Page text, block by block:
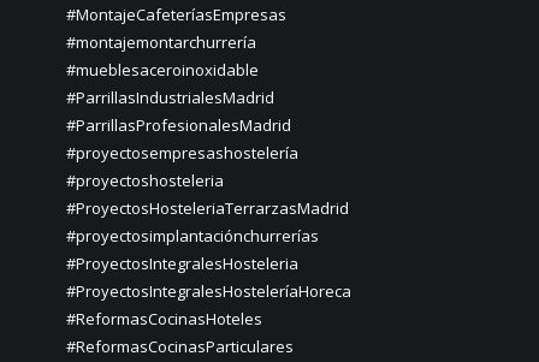
#MontajeCafeteríasEmpresas
#montajemontarchurrería
#mueblesaceroinoxidable
#ParrillasIndustrialesMadrid
#ParrillasProfesionalesMadrid
#proyectosempresashostelería
#proyectoshosteleria
#ProyectosHosteleriaTerrarzasMadrid
#proyectosimplantaciónchurrerías
#ProyectosIntegralesHosteleria
#ProyectosIntegralesHosteleríaHoreca
#ReformasCocinasHoteles
#ReformasCocinasParticulares